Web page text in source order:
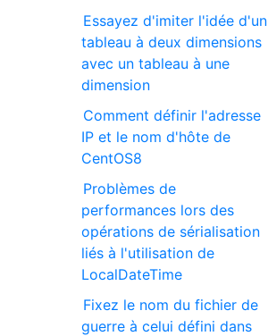
Essayez d'imiter l'idée d'un
tableau à deux dimensions
avec un tableau à une
dimension
Comment définir l'adresse
IP et le nom d'hôte de
CentOS8
Problèmes de
performances lors des
opérations de sérialisation
liés à l'utilisation de
LocalDateTime
Fixez le nom du fichier de
guerre à celui défini dans